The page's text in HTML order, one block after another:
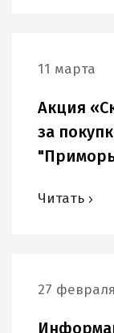
11 марта
Акция
за
Читать
27 февраля